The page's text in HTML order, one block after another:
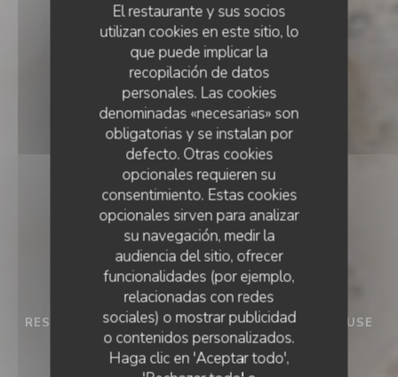
El restaurante y sus socios
utilizan cookies en este sitio, lo
que puede implicar la
recopilación de datos
personales. Las cookies
denominadas «necesarias» son
obligatorias y se instalan por
defecto. Otras cookies
opcionales requieren su
consentimiento. Estas cookies
opcionales sirven para analizar
su navegación, medir la
audiencia del sitio, ofrecer
funcionalidades (por ejemplo,
relacionadas con redes
sociales) o mostrar publicidad
o contenidos personalizados.
Haga clic en 'Aceptar todo',
RESTAURANTE SEMI GASTRONÓMICO• CHEVREUSE
Le Clos de Chevreuse
LE CLOS DE CHEVREUSE